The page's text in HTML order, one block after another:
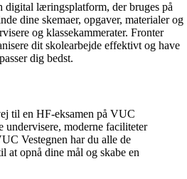
digital læringsplatform, der bruges på
dine skemaer, opgaver, materialer og
og klassekammerater. Fronter
dit skolearbejde effektivt og have
dig bedst.
til en HF-eksamen på VUC
undervisere, moderne faciliteter
Vestegnen har du alle de
at opnå dine mål og skabe en